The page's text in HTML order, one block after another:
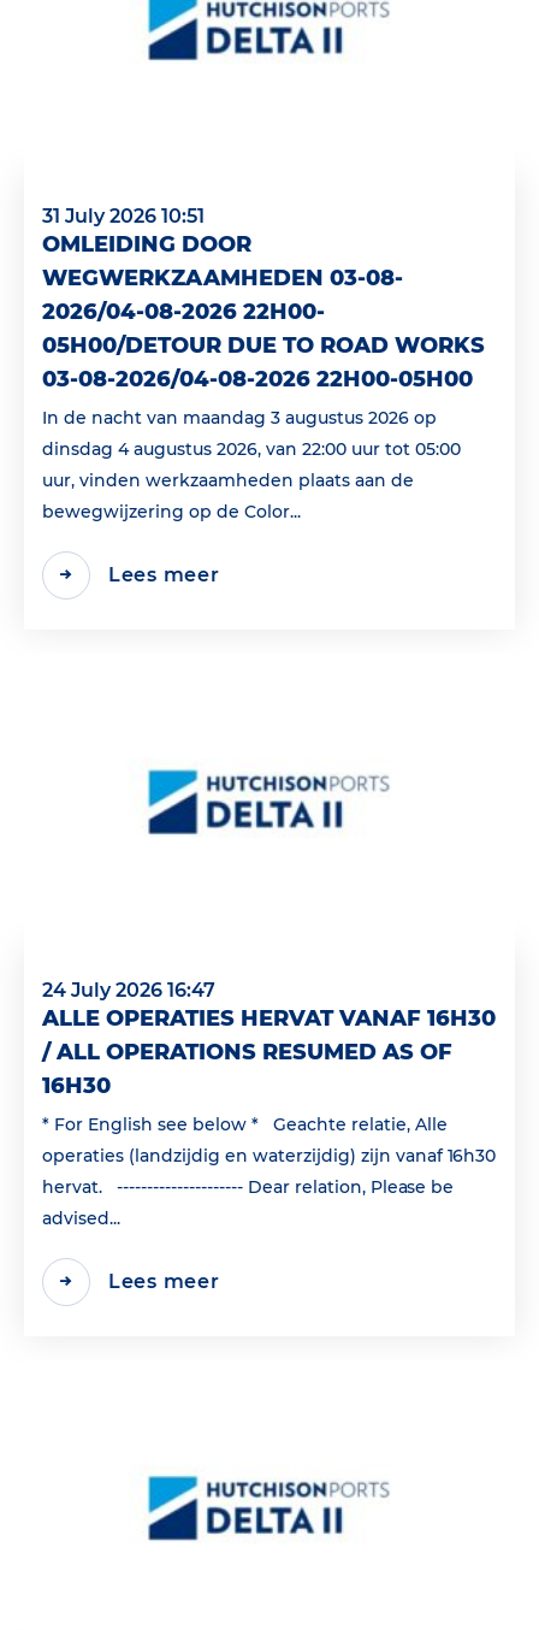
31 July 2026 10:51
OMLEIDING DOOR
WEGWERKZAAMHEDEN 03-08-
2026/04-08-2026 22H00-
05H00/DETOUR DUE TO ROAD WORKS
03-08-2026/04-08-2026 22H00-05H00
In de nacht van maandag 3 augustus 2026 op
dinsdag 4 augustus 2026, van 22:00 uur tot 05:00
uur, vinden werkzaamheden plaats aan de
bewegwijzering op de Color...
Lees meer
24 July 2026 16:47
ALLE OPERATIES HERVAT VANAF 16H30
/ ALL OPERATIONS RESUMED AS OF
16H30
* For English see below * Geachte relatie, Alle
operaties (landzijdig en waterzijdig) zijn vanaf 16h30
hervat. --------------------- Dear relation, Please be
advised...
Lees meer